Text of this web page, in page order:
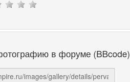
в форуме (BBcode)